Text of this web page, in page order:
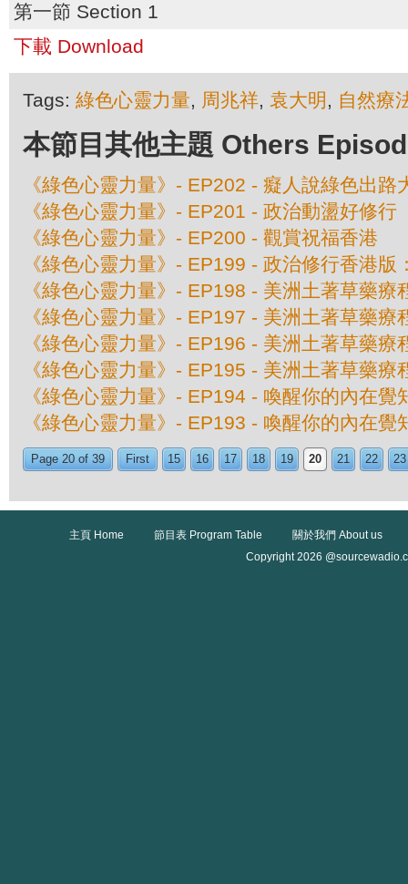
第一節 Section 1
下載 Download
Tags: 綠色心靈力量, 周兆祥, 袁大明 , 自然療
本節目其他主題 Others
《綠色心靈力量》- EP202 - 癡人說綠色出路
《綠色心靈力量》- EP201 - 政治動盪好修行
《綠色心靈力量》- EP200 - 觀賞祝福香港
《綠色心靈力量》- EP199 - 政治修行香港
《綠色心靈力量》- EP198 - 美洲土著草藥
《綠色心靈力量》- EP197 - 美洲土著草藥
《綠色心靈力量》- EP196 - 美洲土著草藥
《綠色心靈力量》- EP195 - 美洲土著草藥
《綠色心靈力量》- EP194 - 喚醒你的內在覺
《綠色心靈力量》- EP193 - 喚醒你的內在覺
Page 20 of 39 First 15 16 17 18 19 20 21 22 23
主頁 Home 節目表 Program Table
關於我們 About us
Copyright 2026